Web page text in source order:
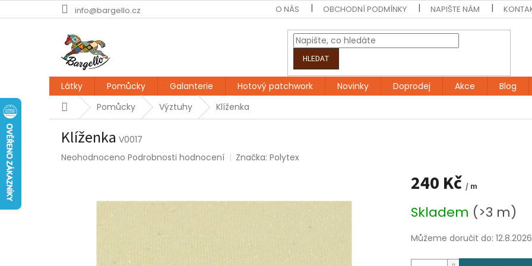
na
info@bargello.cz O NÁS OBCHODNÍ PODMÍNKY NAPIŠTE NÁM
HLEDAT
Látky Pomůcky Galanterie Hotový patchwork Novinky Doprodej Akce Blog
DomůPomůcky Výztuhy Klíženka
Klíženka V0017
Průměrné
Neohodnoceno Podrobnosti hodnocení Značka:Polytex
240 Kč / m
cena:
Skladem (>3 m)
Můžeme doručit do: 12.8.2026